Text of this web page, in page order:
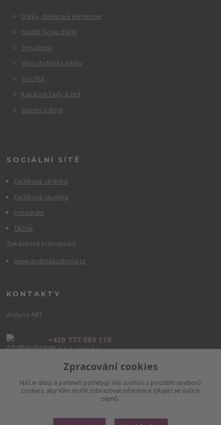
Dárky, dekorace Hortenzie
Studio Tvoje chvíle
Smyslínek
ViVa obchod s dárky
Srcofka
Kavárna Tady & teď
Stories v Brně
SOCIÁLNÍ SÍTĚ
Facebook stránka
Facebook skupina
Instagram
TikTok
Zakázkové krasopsaní
www.andreasuchova.cz
KONTAKTY
Andyna ART
+420 777 089 119
(Po-Pá, 8-16 hod.)
info@andyna.czZpracování cookies
Náš e-shop a partneři potřebují Váš souhlas s použitím souborů
cookies, aby Vám mohli zobrazovat informace týkající se Vašich
zájmů.